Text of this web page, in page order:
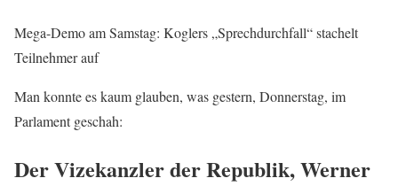
Mega-Demo am Samstag: Koglers „Sprechdurchfall“ stachelt
Teilnehmer auf
Man konnte es kaum glauben, was gestern, Donnerstag, im
Parlament geschah:
Der Vizekanzler der Republik, Werner